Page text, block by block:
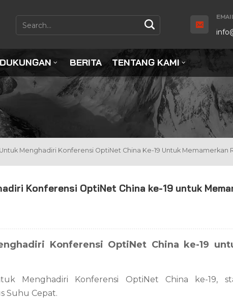
DUKUNGAN BERITA TENTANG KAMI
Menghadiri Konferensi OptiNet China Ke-19 Untuk Memamerkan
Konferensi OptiNet China ke-19 untuk
Konferensi OptiNet China ke-19
Menghadiri Konferensi OptiNet China ke-19,
Suhu Cepat.